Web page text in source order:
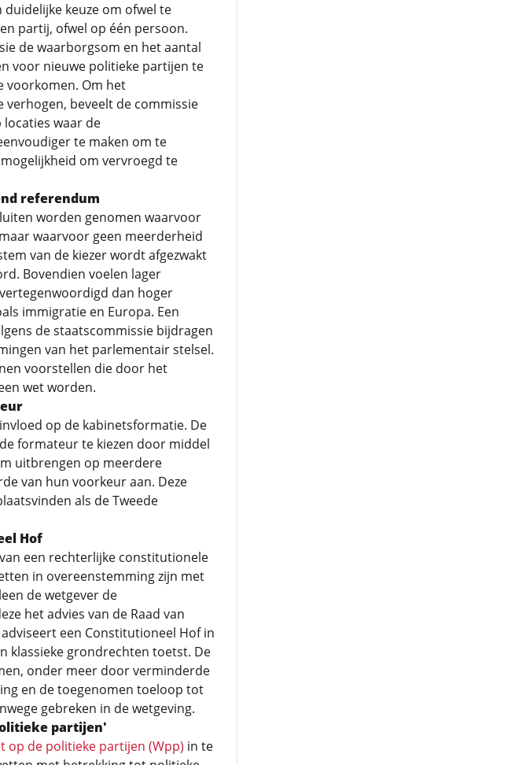
keuze om ofwel te
partij, ofwel op één persoon.
de waarborgsom en het aantal
voor nieuwe politieke partijen te
voorkomen. Om het
beveelt de commissie
waar de
te maken om te
om vervroegd te
referendum
worden genomen waarvoor
waarvoor geen meerderheid
van de kiezer wordt afgezwakt
Bovendien voelen lager
dan hoger
immigratie en Europa. Een
de staatscommissie bijdragen
van het parlementair stelsel.
voorstellen die door het
wet worden.
op de kabinetsformatie. De
formateur te kiezen door middel
uitbrengen op meerdere
van hun voorkeur aan. Deze
als de Tweede
Hof
een rechterlijke constitutionele
in overeenstemming zijn met
de wetgever de
het advies van de Raad van
een Constitutioneel Hof in
klassieke grondrechten toetst. De
onder meer door verminderde
en de toegenomen toeloop tot
gebreken in de wetgeving.
partijen'
op de politieke partijen (Wpp) in te